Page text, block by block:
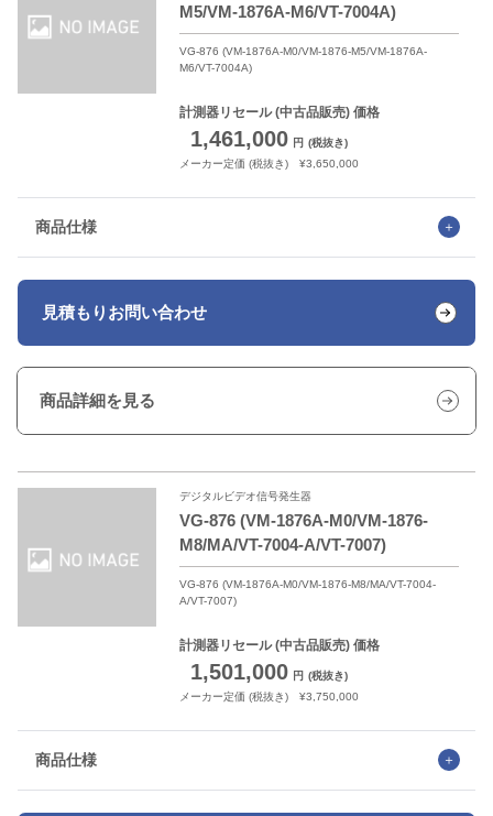
M5/VM-1876A-M6/VT-7004A)
VG-876 (VM-1876A-M0/VM-1876-M5/VM-1876A-
M6/VT-7004A)
計測器リセール(中古品販売) 価格
1,461,000 円 (税抜き)
メーカー定価 (税抜き) ¥3,650,000
商品仕様
見積もり お問い合わせ
商品詳細を見る
デジタルビデオ信号発生器
VG-876 (VM-1876A-M0/VM-1876-
M8/MA/VT-7004-A/VT-7007)
VG-876 (VM-1876A-M0/VM-1876-M8/MA/VT-7004-
A/VT-7007)
計測器リセール(中古品販売) 価格
1,501,000 円 (税抜き)
メーカー定価 (税抜き) ¥3,750,000
商品仕様